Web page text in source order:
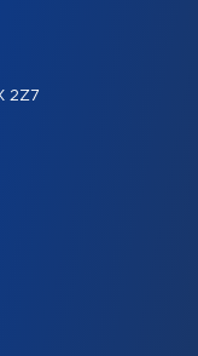
2Z7